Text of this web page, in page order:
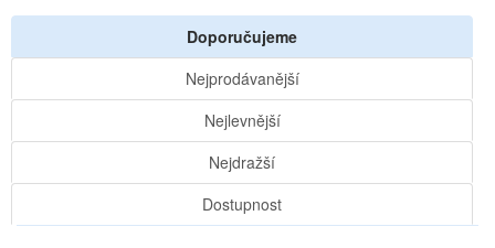
Doporučujeme
Nejprodávanější
Nejlevnější
Nejdražší
Dostupnost